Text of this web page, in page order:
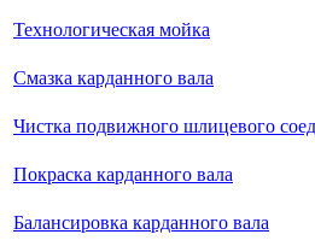
Технологическая мойка
Смазка карданного вала
Чистка подвижного шлицевого
Покраска карданного вала
Балансировка карданного вала